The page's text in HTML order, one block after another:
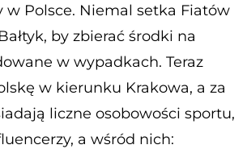
w Polsce. Niemal setka Fiatów
by zbierać środki na
w wypadkach. Teraz
w kierunku Krakowa, a za
liczne osobowości sportu,
a wśród nich: